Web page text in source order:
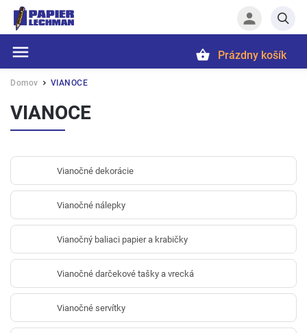
Prázdny košík
Domov / VIANOCE
VIANOCE
Vianočné dekorácie
Vianočné nálepky
Vianočný baliaci papier a krabičky
Vianočné darčekové tašky a vrecká
Vianočné servítky